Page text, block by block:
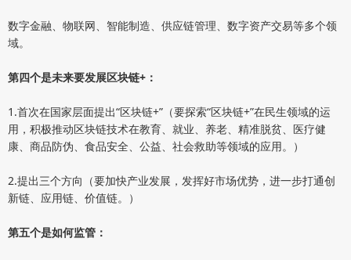
数字金融、物联网、智能制造、供应链管理、数字资产交易等多个领
域。
第四个是未来要发展区块链+：
1.首次在国家层面提出“区块链+”（要探索“区块链+”在民生领域的运
用，积极推动区块链技术在教育、就业、养老、精准脱贫、医疗健
康、商品防伪、食品安全、公益、社会救助等领域的应用。）
2.提出三个方向（要加快产业发展，发挥好市场优势，进一步打通创
新链、应用链、价值链。）
第五个是如何监管：